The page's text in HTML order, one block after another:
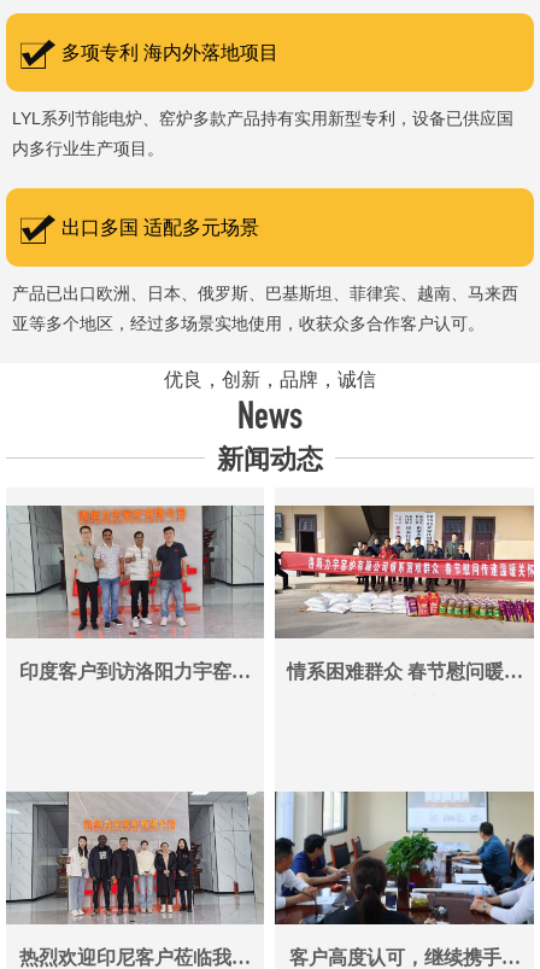
多项专利 海内外落地项目
LYL系列节能电炉、窑炉多款产品持有实用新型专利，设备已供应国
内多行业生产项目。
出口多国 适配多元场景
产品已出口欧洲、日本、俄罗斯、巴基斯坦、菲律宾、越南、马来西
亚等多个地区，经过多场景实地使用，收获众多合作客户认可。
优良，创新，品牌，诚信
News
新闻动态
印度客户到访洛阳力宇窑炉
情系困难群众 春节慰问暖人
热烈欢迎印尼客户莅临我司
客户高度认可，继续携手同